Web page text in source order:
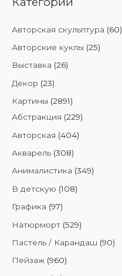
ь
:
Авторская скульптура (60)
Авторские куклы (25)
Выставка (26)
Декор (23)
Картины (2891)
Абстракция (229)
Авторская (404)
Акварель (308)
Анималистика (349)
В детскую (108)
Графика (97)
Натюрморт (529)
Пастель / Карандаш (90)
Пейзаж (960)